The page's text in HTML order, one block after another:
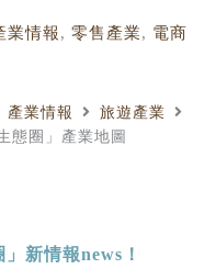
業情報, 零售產業, 電商
產業情報
旅遊產業
態圈」產業地圖
新情報news！